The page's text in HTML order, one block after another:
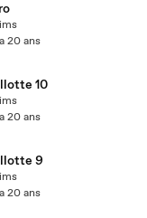
20 ans
10
20 ans
9
20 ans